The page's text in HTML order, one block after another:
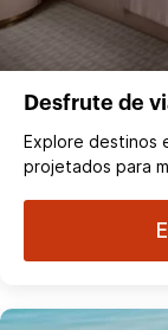
Desfrute de
Explore destinos
projetados para